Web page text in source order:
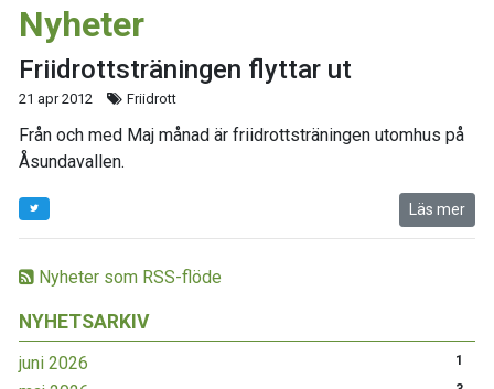
Nyheter som RSS-flöde
NYHETSARKIV
juni 2026 1
Nyheter
Friidrottsträningen flyttar ut
21 apr 2012 Friidrott
Från och med Maj månad är friidrottsträningen utomhus på
Åsundavallen.
Läs mer